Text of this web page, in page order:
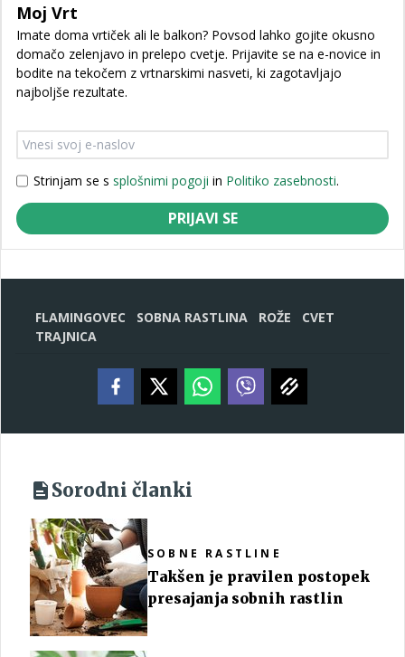
Moj Vrt
Imate doma vrtiček ali le balkon? Povsod lahko gojite okusno
domačo zelenjavo in prelepo cvetje. Prijavite se na e-novice in
bodite na tekočem z vrtnarskimi nasveti, ki zagotavljajo
najboljše rezultate.
Strinjam se s splošnimi pogoji in Politiko zasebnosti.
PRIJAVI SE
FLAMINGOVEC SOBNA RASTLINA ROŽE
CVET
TRAJNICA
Sorodni članki
SOBNE RASTLINE
Takšen je pravilen postopek
presajanja sobnih rastlin